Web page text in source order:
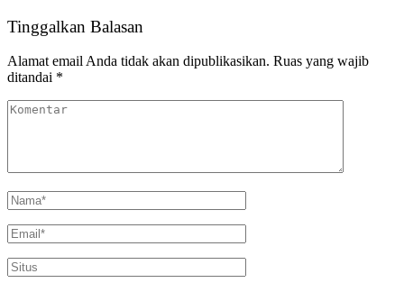
Tinggalkan Balasan
Alamat email Anda tidak akan dipublikasikan. Ruas yang wajib
ditandai *